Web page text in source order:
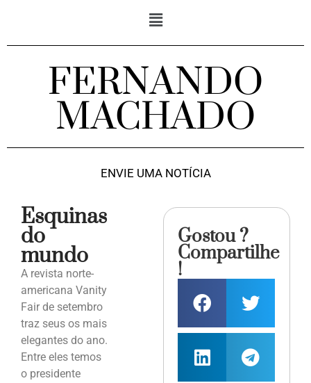
FERNANDO
MACHADO
ENVIE UMA NOTÍCIA
Esquinas
do
mundo
A revista norte-
americana Vanity
Fair de setembro
traz seus os mais
elegantes do ano.
Entre eles temos
o presidente
Gostou ?
Compartilhe
!